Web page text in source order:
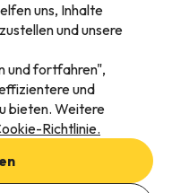
uns, Inhalte
und unsere
und fortfahren",
und
bieten. Weitere
Richtlinie.